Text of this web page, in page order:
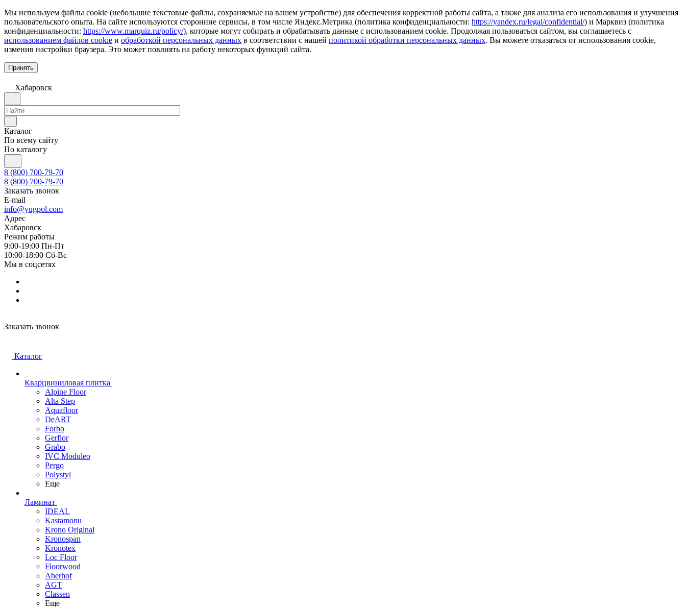
Мы используем файлы cookie (небольшие текстовые файлы, сохраняемые на вашем устройстве) для обеспечения корректной работы сайта, а также для анализа его использования и улучшения
пользовательского опыта. На сайте используются сторонние сервисы, в том числе Яндекс.Метрика (политика конфиденциальности: https://yandex.ru/legal/confidential/) и Марквиз (политика
конфиденциальности: https://www.marquiz.ru/policy/), которые могут собирать и обрабатывать данные с использованием cookie. Продолжая пользоваться сайтом, вы соглашаетесь с
использованием файлов cookie и обработкой персональных данных в соответствии с нашей политикой обработки персональных данных. Вы можете отказаться от использования cookie,
изменив настройки браузера. Это может повлиять на работу некоторых функций сайта.
Принять
Хабаровск
Каталог
По всему сайту
По каталогу
8 (800) 700-79-70
8 (800) 700-79-70
Заказать звонок
E-mail
info@yugpol.com
Адрес
Хабаровск
Режим работы
9:00-19:00 Пн-Пт
10:00-18:00 Cб-Вс
Мы в соцсетях
Заказать звонок
Каталог
Кварцвиниловая плитка
Alpine Floor
Alta Step
Aquafloor
DeART
Forbo
Gerflor
Grabo
IVC Moduleo
Pergo
Polystyl
Еще
Ламинат
IDEAL
Kastamonu
Krono Original
Kronospan
Kronotex
Loc Floor
Floorwood
Aberhof
AGT
Classen
Еще